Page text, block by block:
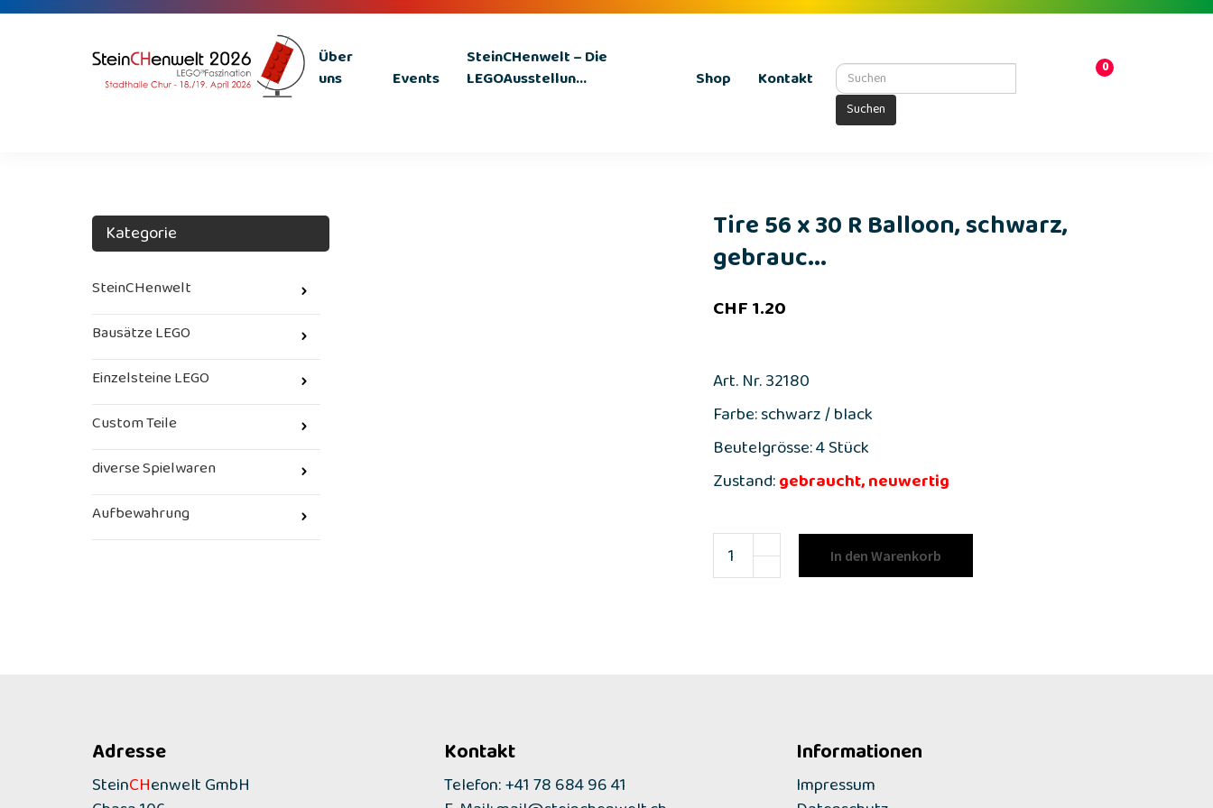
Über
uns Events
SteinCHenwelt – Die
LEGOAusstellun... Shop Kontakt
Suchen
0
Tire 56 x 30 R Balloon, schwarz,
gebrauc...
CHF1.20
Art. Nr. 32180
Farbe: schwarz / black
Beutelgrösse: 4 Stück
Zustand:gebraucht, neuwertig
In den Warenkorb
Kategorie
SteinCHenwelt
Bausätze LEGO
Einzelsteine LEGO
Custom Teile
diverse Spielwaren
Aufbewahrung
Adresse
SteinCHenwelt GmbH
Kontakt
Telefon: +41 78 684 96 41
Informationen
Impressum